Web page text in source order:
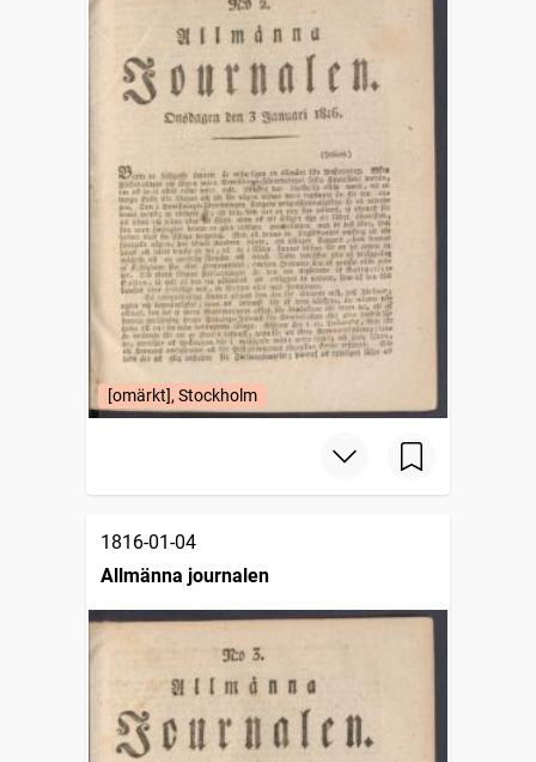
[omärkt], Stockholm
1816-01-04
Allmänna journalen